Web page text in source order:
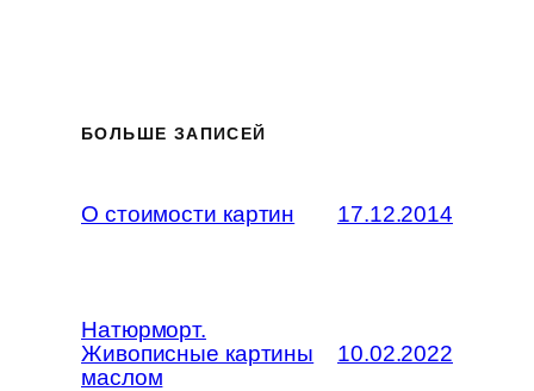
БОЛЬШЕ ЗАПИСЕЙ
О стоимости картин 17.12.2014
Натюрморт.
Живописные картины
маслом
10.02.2022